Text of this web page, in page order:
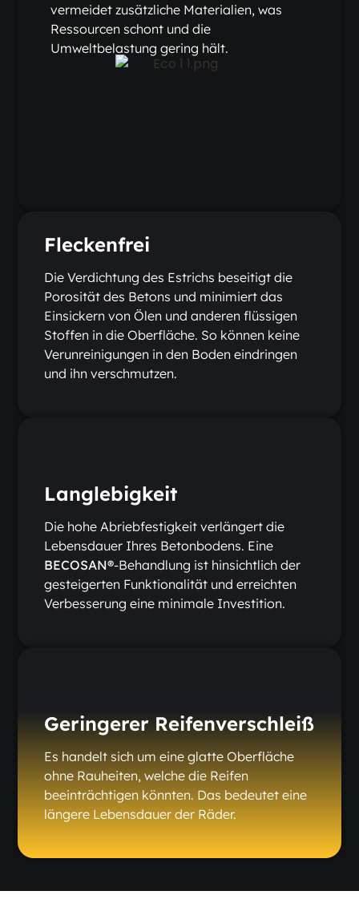
vermeidet zusätzliche Materialien, was
Ressourcen schont und die
Umweltbelastung gering hält.
Fleckenfrei
Die Verdichtung des Estrichs beseitigt die
Porosität des Betons und minimiert das
Einsickern von Ölen und anderen flüssigen
Stoffen in die Oberfläche. So können keine
Verunreinigungen in den Boden eindringen
und ihn verschmutzen.
Langlebigkeit
Die hohe Abriebfestigkeit verlängert die
Lebensdauer Ihres Betonbodens. Eine
BECOSAN®-Behandlung ist hinsichtlich der
gesteigerten Funktionalität und erreichten
Verbesserung eine minimale Investition.
Geringerer Reifenverschleiß
Es handelt sich um eine glatte Oberfläche
ohne Rauheiten, welche die Reifen
beeinträchtigen könnten. Das bedeutet eine
längere Lebensdauer der Räder.